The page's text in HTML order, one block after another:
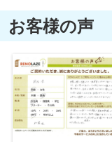
お客様の声